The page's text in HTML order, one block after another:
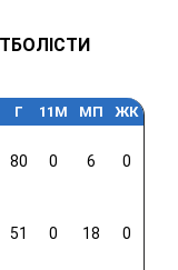
Г 11M МП ЖК
80 0 6 0
51 0 18 0